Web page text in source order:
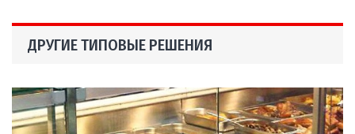
ДРУГИЕ ТИПОВЫЕ РЕШЕНИЯ